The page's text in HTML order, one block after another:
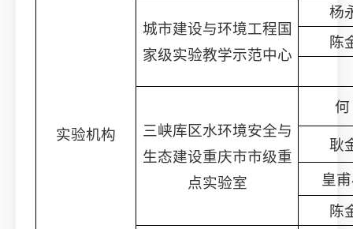
实验机构
城市建设与环境工程国
家级实验教学示范中心
杨
陈
三峡库区水环境安全与
生态建设重庆市市级重
点实验室
耿
皇
陈